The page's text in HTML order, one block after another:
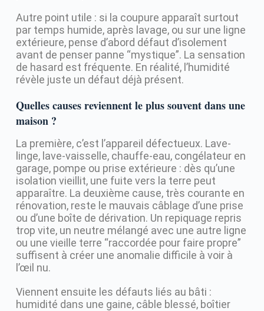
Autre point utile : si la coupure apparaît surtout
par temps humide, après lavage, ou sur une ligne
extérieure, pense d’abord défaut d’isolement
avant de penser panne “mystique”. La sensation
de hasard est fréquente. En réalité, l’humidité
révèle juste un défaut déjà présent.
Quelles causes reviennent le plus souvent dans une
maison ?
La première, c’est l’appareil défectueux. Lave-
linge, lave-vaisselle, chauffe-eau, congélateur en
garage, pompe ou prise extérieure : dès qu’une
isolation vieillit, une fuite vers la terre peut
apparaître. La deuxième cause, très courante en
rénovation, reste le mauvais câblage d’une prise
ou d’une boîte de dérivation. Un repiquage repris
trop vite, un neutre mélangé avec une autre ligne
ou une vieille terre “raccordée pour faire propre”
suffisent à créer une anomalie difficile à voir à
l’œil nu.
Viennent ensuite les défauts liés au bâti :
humidité dans une gaine, câble blessé, boîtier